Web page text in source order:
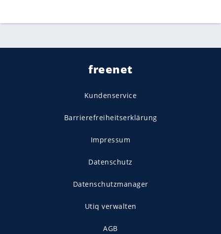
freenet
Kundenservice
Barrierefreiheitserklärung
Impressum
Datenschutz
Datenschutzmanager
Utiq verwalten
AGB